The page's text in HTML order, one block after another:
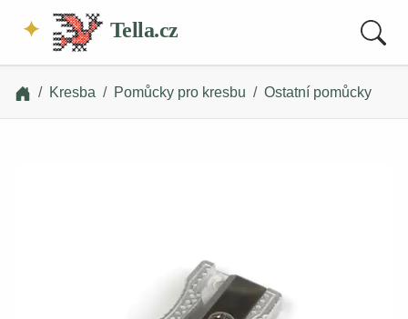
Tella.cz
Kresba Pomůcky pro kresbu Ostatní pomůcky